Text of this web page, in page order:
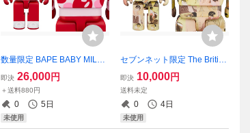
数量限定 BAPE BABY MILO
CAMO SHARK ピンク 400%
ベアブリック/未使用
即決 26,000円
＋送料880円
0 5日
未使用
セブンネット限定 The British
Museum 喜多川歌麿 400%
ベアブリック/未使用
即決 10,000円
送料未定
0 4日
未使用